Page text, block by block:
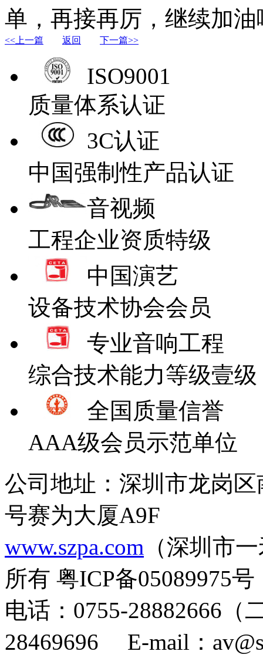
单，再接再厉，继续加油
<<上一篇 返回 下一篇>>
ISO9001
质量体系认证
3C认证
中国强制性产品认证
音视频
工程企业资质特级
中国演艺
设备技术协会会员
专业音响工程
综合技术能力等级壹级
全国质量信誉
AAA级会员示范单位
公司地址：深圳市龙岗
号赛为大厦A9F
www.szpa.com （深圳市
所有 粤ICP备05089975号
电话：0755-28882666
28469696 E-mail：